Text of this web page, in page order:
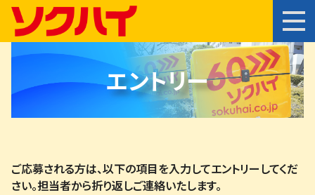
エントリー
ご応募される方は、以下の項目を入力してエントリーしてくだ
さい。担当者から折り返しご連絡いたします。